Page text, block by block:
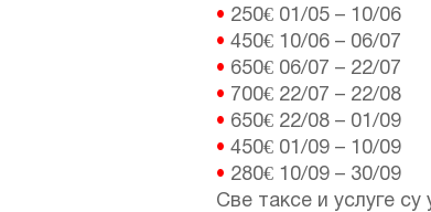
• 250€ 01/05 – 10/06
• 450€ 10/06 – 06/07
• 650€ 06/07 – 22/07
• 700€ 22/07 – 22/08
• 650€ 22/08 – 01/09
• 450€ 01/09 – 10/09
• 280€ 10/09 – 30/09
Све таксе и услуге су